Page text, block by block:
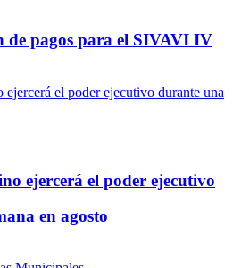
pagos para el SIVAVI IV
ejercerá el poder ejecutivo
en agosto